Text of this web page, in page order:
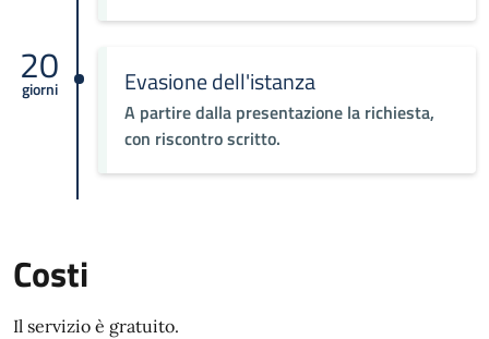
20
giorni Evasione dell'istanza
A partire dalla presentazione la richiesta,
con riscontro scritto.
Costi
Il servizio è gratuito.